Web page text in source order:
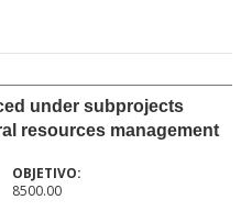
under subprojects
resources management
8500.00